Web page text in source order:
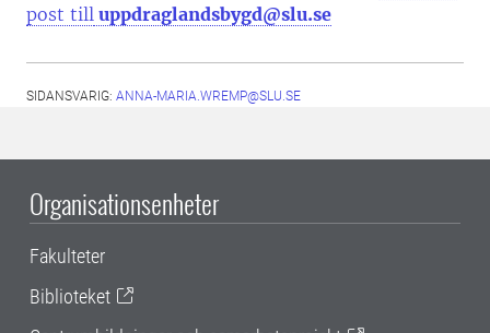
post till uppdraglandsbygd@slu.se
SIDANSVARIG: ANNA-MARIA.WREMP@SLU.SE
Organisationsenheter
Fakulteter
Biblioteket